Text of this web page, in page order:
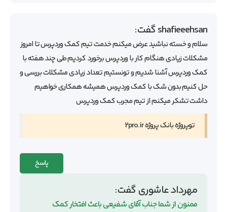
shafieeehsanگفت:
سلام و خسته نباشید عرض میکنم خدمت تیم کمک وردپرس تا امروز
مشکلات زیادی هنگام کار با وردپرس برخورد کردیم طی چند هفته با
کمک وردپرس آشنا شدیم و تونستیم تعداد زیادی مشکلات بررسی و
حل کنیم بدون شک با کمک وردپرس همیشه همکاری خواهیم
داشت تشکر میکنم از تیم مجرب کمک وردپرس
توپروژه بانک پروژه 2pro.ir
پاسخ
مهرداد عاشوریگفت:
ممنون از شما جناب آقای شفیعی باعث افتخار کمک